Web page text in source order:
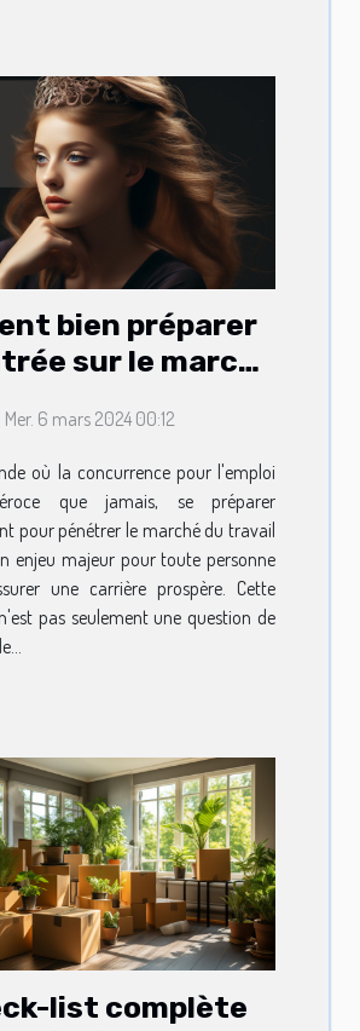
bien préparer
sur le marché
Mer. 6 mars 2024 00:12
où la concurrence pour l'emploi
que jamais, se préparer
pour pénétrer le marché du travail
enjeu majeur pour toute personne
une carrière prospère. Cette
pas seulement une question de
list complète